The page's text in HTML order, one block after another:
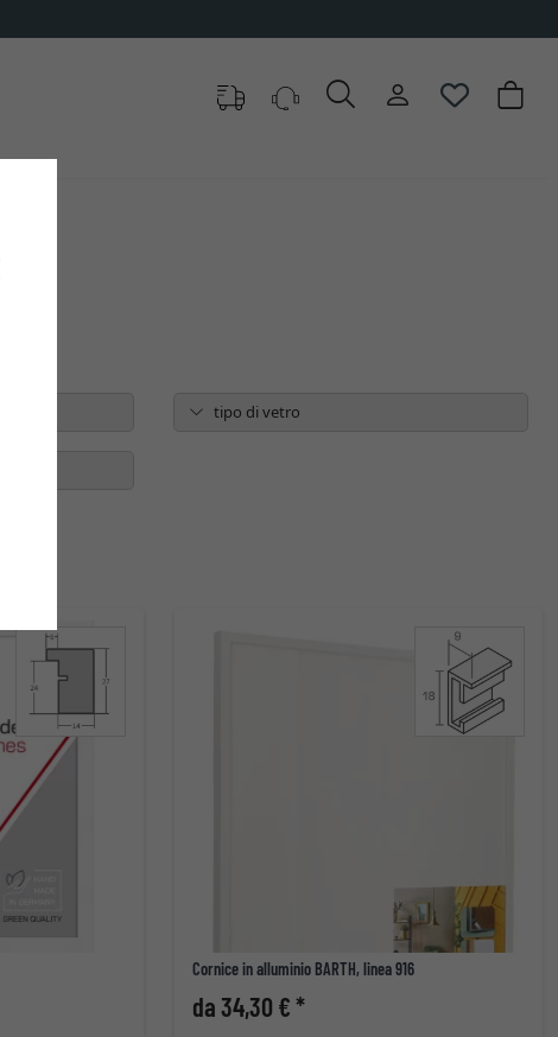
tipo di vetro
Cornice in alluminio BARTH, linea 916
da 34,30 € *